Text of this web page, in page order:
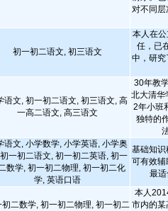
对不同层
初一初二语文, 初三语文
本人在
任，已
中，研究
语文, 初一初二语文, 初三语文, 高
一高二语文, 高三语文
30年教
北大清华
2年小班
独特的
语文, 小学数学, 小学英语, 小学奥
一初二语文, 初一初二英语, 初一
数学, 初一初二物理, 初一初二化
学, 英语口语
基础知识
可有效辅
最
初二数学, 初一初二物理, 初一初二
本人
市内的某